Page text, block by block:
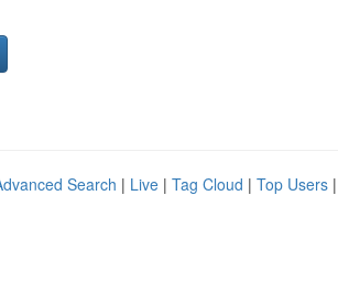
Search | Live | Tag Cloud | Top Users